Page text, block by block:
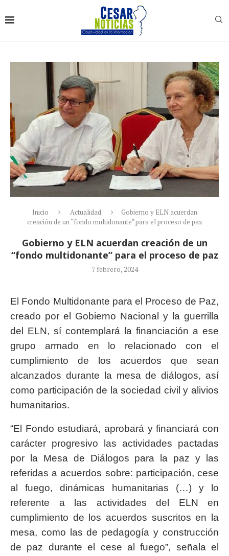
Inicio Actualidad
Gobierno y ELN acuerdan
creación de un “fondo multidonante” para el proceso de paz
Gobierno y ELN acuerdan creación de un
“fondo multidonante” para el proceso de paz
7 febrero, 2024
El Fondo Multidonante para el Proceso de Paz,
creado por el Gobierno Nacional y la guerrilla
del ELN, sí contemplará la financiación a ese
grupo armado en lo relacionado con el
cumplimiento de los acuerdos que sean
alcanzados durante la mesa de diálogos, así
como participación de la sociedad civil y alivios
humanitarios.
“El Fondo estudiará, aprobará y financiará con
carácter progresivo las actividades pactadas
por la Mesa de Diálogos para la paz y las
referidas a acuerdos sobre: participación, cese
al fuego, dinámicas humanitarias (…) y lo
referente a las actividades del ELN en
cumplimiento de los acuerdos suscritos en la
mesa, como las de pedagogía y construcción
de paz durante el cese al fuego”, señala el